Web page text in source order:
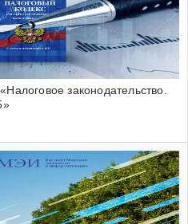
законодательство.